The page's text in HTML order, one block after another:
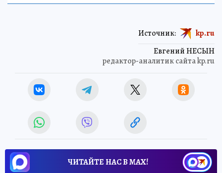
Евгений НЕСЫН
редактор-аналитик сайта kp.ru
Источник: kp.ru
ЧИТАЙТЕ НАС В МАХ!